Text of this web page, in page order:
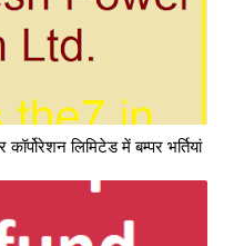
कॉर्पोरेशन लिमिटेड में बम्पर भर्तियां